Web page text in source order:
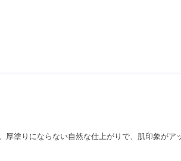
塗りにならない自然な仕上がりで、肌印象がア